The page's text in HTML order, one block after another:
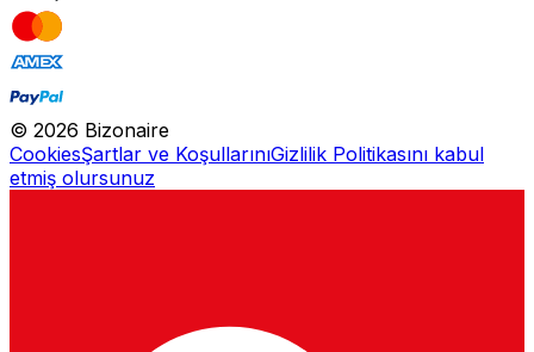
© 2026 Bizonaire
CookiesŞartlar ve KoşullarınıGizlilik Politikasını kabul
etmiş olursunuz